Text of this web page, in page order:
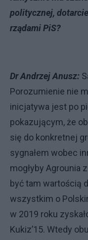
politycznej,
rządami PiS?
Dr Andrzej Anusz:
Porozumienie nie
inicjatywa jest po
pokazującym, że
się do konkretnej
sygnałem wobec
mogłyby Agrounia
być tam wartością
wszystkim o
w 2019 roku
Kukiz’15. Wtedy